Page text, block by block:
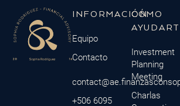
INFORMACIÓN
Equipo
Contacto
+506 6095
CÓMO
Investment
Planning
Meeting
Charlas